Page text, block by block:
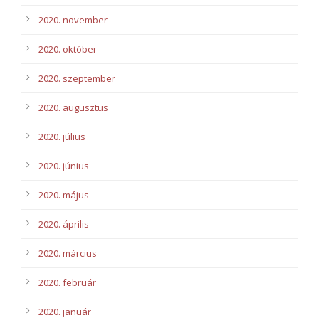
2020. november
2020. október
2020. szeptember
2020. augusztus
2020. július
2020. június
2020. május
2020. április
2020. március
2020. február
2020. január